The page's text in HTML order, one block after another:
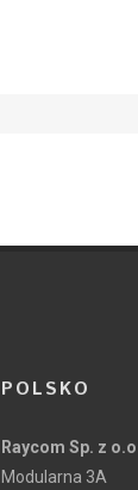
POLSKO
Raycom Sp. z o.o
Modularna 3A